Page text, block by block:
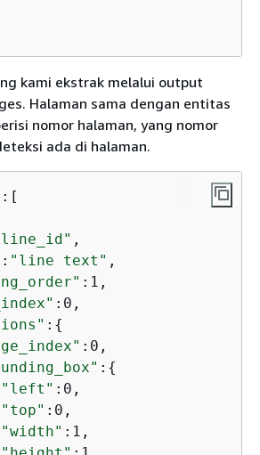
kami ekstrak melalui output
Halaman sama dengan entitas
nomor halaman, yang nomor
ada di halaman.
:[
,
: "line text" ,
:1,
:0,
: {
:0,
: {
"left" :0,
"top" :0,
"width" :1,